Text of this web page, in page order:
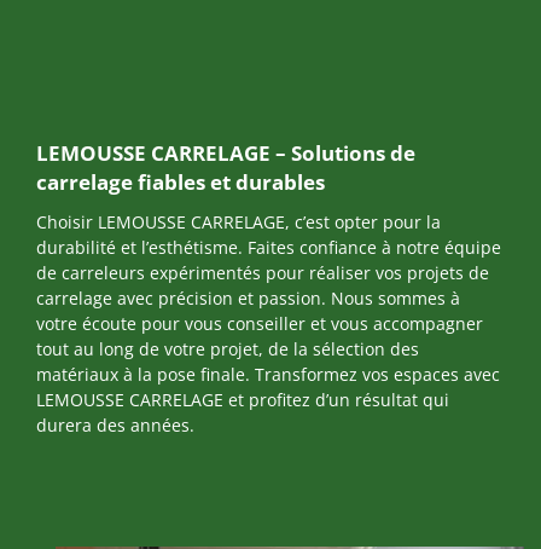
LEMOUSSE CARRELAGE – Solutions de
carrelage fiables et durables
Choisir LEMOUSSE CARRELAGE, c’est opter pour la
durabilité et l’esthétisme. Faites confiance à notre équipe
de carreleurs expérimentés pour réaliser vos projets de
carrelage avec précision et passion. Nous sommes à
votre écoute pour vous conseiller et vous accompagner
tout au long de votre projet, de la sélection des
matériaux à la pose finale. Transformez vos espaces avec
LEMOUSSE CARRELAGE et profitez d’un résultat qui
durera des années.